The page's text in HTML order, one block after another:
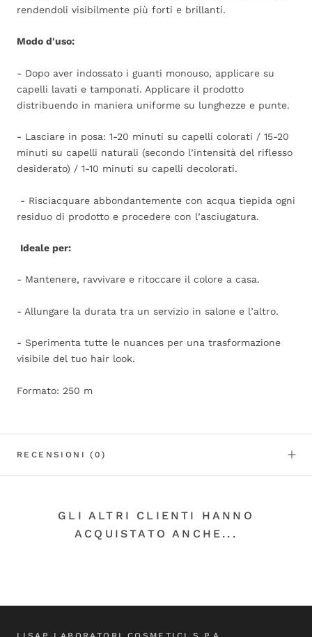
rendendoli visibilmente più forti e brillanti.
Modo d'uso:
- Dopo aver indossato i guanti monouso, applicare su
capelli lavati e tamponati. Applicare il prodotto
distribuendo in maniera uniforme su lunghezze e punte.
- Lasciare in posa: 1-20 minuti su capelli colorati / 15-20
minuti su capelli naturali (secondo l’intensità del riflesso
desiderato) / 1-10 minuti su capelli decolorati.
- Risciacquare abbondantemente con acqua tiepida ogni
residuo di prodotto e procedere con l’asciugatura.
Ideale per:
- Mantenere, ravvivare e ritoccare il colore a casa.
- Allungare la durata tra un servizio in salone e l’altro.
- Sperimenta tutte le nuances per una trasformazione
visibile del tuo hair look.
Formato: 250 m
RECENSIONI(0)
GLI ALTRI CLIENTI HANNO
ACQUISTATO ANCHE...